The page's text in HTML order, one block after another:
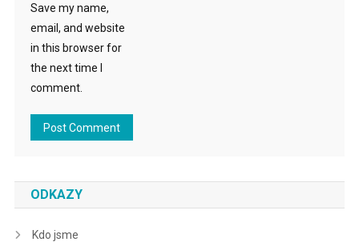
Save my name,
email, and website
in this browser for
the next time I
comment.
ODKAZY
Kdo jsme